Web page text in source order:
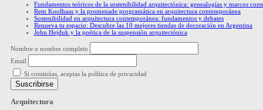
Fundamentos teóricos de la sostenibilidad arquitectónica: genealogías y marcos
Rem Koolhaas y la promenade programática en arquitectura contemporánea
Sostenibilidad en arquitectura contemporánea: fundamentos y debates
Renueva tu espacio: Descubre las 10 mejores tiendas de decoración en Argentina
John Hejduk y la poética de la suspensión arquitectónica
Nombre o nombre completo
Email
Si continúas, aceptas la política de privacidad
Arquitectura